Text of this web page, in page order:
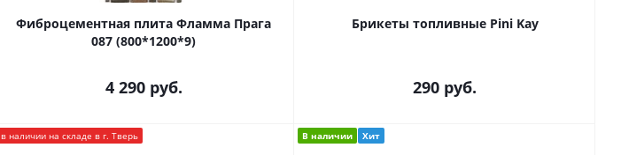
Фиброцементная плита Фламма Прага
087 (800*1200*9)
4 290руб.
Брикеты топливные Pini Kay
290 руб.
в наличии на складе в г. Тверь В наличии Хит